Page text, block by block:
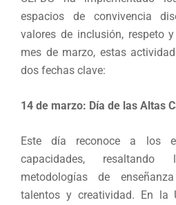
espacios de convivencia
valores de inclusión, respeto
mes de marzo, estas
dos fechas clave:
14 de marzo: Día de las Altas
Este día reconoce a los
capacidades,
metodologías de
talentos y creatividad. En la